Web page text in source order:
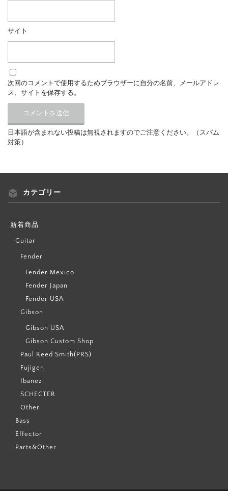
サイト
次回のコメントで使用するためブラウザーに自分の名前、メールアドレ
ス、サイトを保存する。
日本語が含まれない投稿は無視されますのでご注意ください。（スパム
対策）
カテゴリー
新着商品
Guitar
Fender
Fender Mexico
Fender Japan
Fender USA
Gibson
Gibson USA
Gibson Custom Shop
Paul Reed Smith(PRS)
Fujigen
Ibanez
SCHECTER
Other
Bass
Effector
Parts&Other